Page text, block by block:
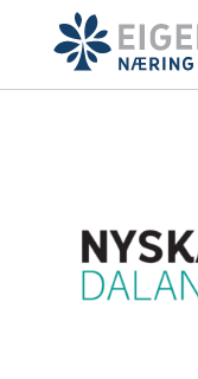
hovedinnhold